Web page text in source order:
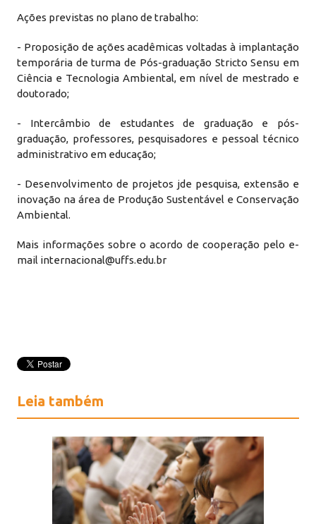
Ações previstas no plano de trabalho:
- Proposição de ações acadêmicas voltadas à implantação
temporária de turma de Pós-graduação Stricto Sensu em
Ciência e Tecnologia Ambiental, em nível de mestrado e
doutorado;
- Intercâmbio de estudantes de graduação e pós-
graduação, professores, pesquisadores e pessoal técnico
administrativo em educação;
- Desenvolvimento de projetos jde pesquisa, extensão e
inovação na área de Produção Sustentável e Conservação
Ambiental.
Mais informações sobre o acordo de cooperação pelo e-
mail internacional@uffs.edu.br
Leia também